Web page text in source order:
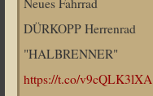
Neues Fahrrad
DÜRKOPP Herrenrad
"HALBRENNER"
https://t.co/v9cQLK3lXA